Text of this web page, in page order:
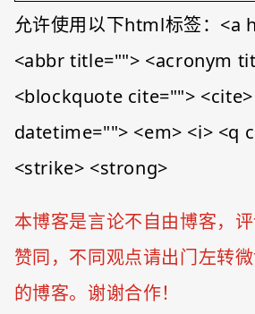
允许使用以下html标签：
<abbr title=""> <acronym
<blockquote cite="">
datetime=""> <em> <i> <q
<strike> <strong>
本博客是言论不自由博客，
赞同，不同观点请出门左转
的博客。谢谢合作！